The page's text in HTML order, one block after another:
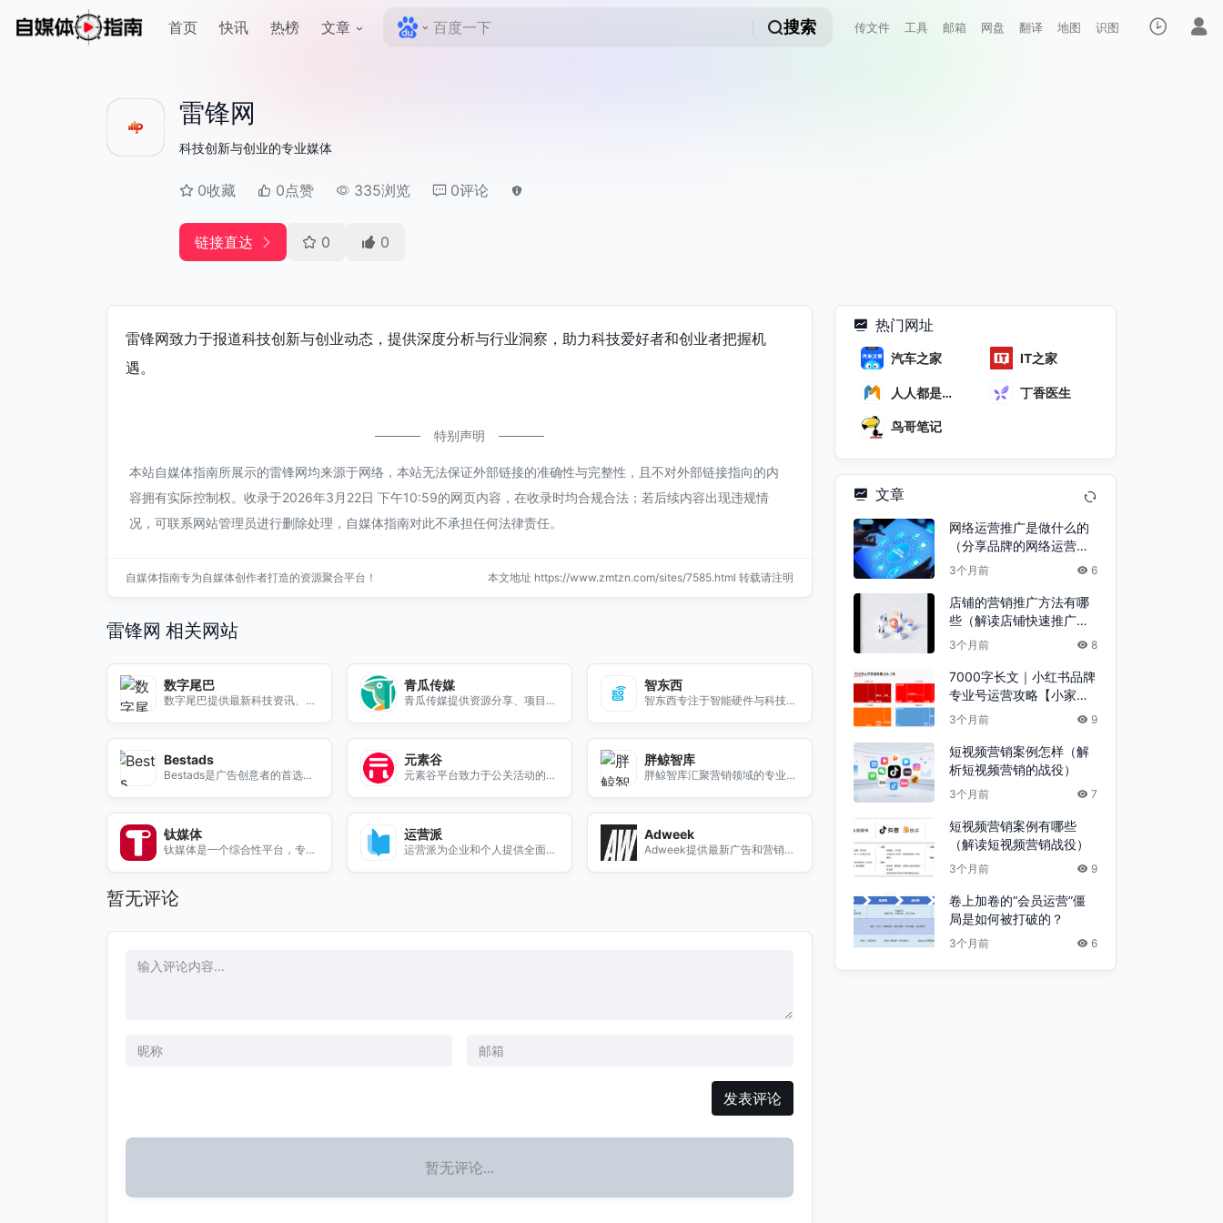
首页 快讯 热榜 文章 搜索 传文件 工具 邮箱 网盘 翻译 地图 识图
雷锋网
科技创新与创业的专业媒体
0收藏 0点赞 335浏览 0评论
链接直达 0 0
雷锋网致力于报道科技创新与创业动态，提供深度分析与行业洞察，助力科技爱好者和创业者把握机
遇。
特别声明
本站自媒体指南所展示的雷锋网均来源于网络，本站无法保证外部链接的准确性与完整性，且不对外部链接指向的内
容拥有实际控制权。收录于2026年3月22日 下午10:59的网页内容，在收录时均合规合法；若后续内容出现违规情
况，可联系网站管理员进行删除处理，自媒体指南对此不承担任何法律责任。
自媒体指南专为自媒体创作者打造的资源聚合平台！ 本文地址 https://www.zmtzn.com/sites/7585.html 转载请注明
雷锋网 相关网站
数字尾巴
数字尾巴提供最新科技资讯、产
青瓜传媒
青瓜传媒提供资源分享、项目管
与发展业务。
智东西
智东西专注于智能硬件与科技创
Bestads
Bestads是广告创意者的首选网
元素谷
元素谷平台致力于公关活动的策
胖鲸智库
胖鲸智库汇聚营销领域的专业分
钛媒体
钛媒体是一个综合性平台，专注
运营派
运营派为企业和个人提供全面的
Adweek
Adweek提供最新广告和营销行
暂无评论
发表评论
暂无评论...
热门网址
汽车之家 IT之家
人人都是产
丁香医生
鸟哥笔记
文章
网络运营推广是做什么的
（分享品牌的网络运营网
络推广）
3个月前 6
店铺的营销推广方法有哪
些（解读店铺快速推广的
方法）
3个月前 8
7000字长文｜小红书品牌
专业号运营攻略【小家电
版】
3个月前 9
短视频营销案例怎样（解
析短视频营销的战役）
3个月前 7
短视频营销案例有哪些
（解读短视频营销战役）
3个月前 9
卷上加卷的“会员运营”僵
局是如何被打破的？
3个月前 6